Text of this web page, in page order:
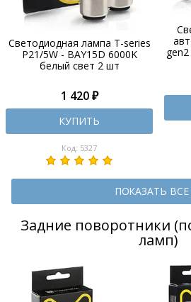
Светодиодная лампа T-series
P21/5W - BAY15D 6000K
белый свет 2 шт
1 420 ₽
КУПИТЬ
Код: 5327
ПОКАЗАТЬ ВСЕ
Задние поворотники
ламп)